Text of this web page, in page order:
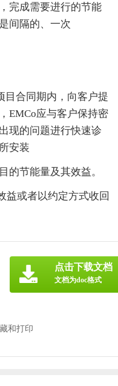
完成需要进行的节能
间隔的、一次
目合同期内，向客户提
EMCo应与客户保持密
现的问题进行快速诊
安装
的节能量及其效益。
益或者以约定方式收回
和打印
点击下载文档
文档为doc格式